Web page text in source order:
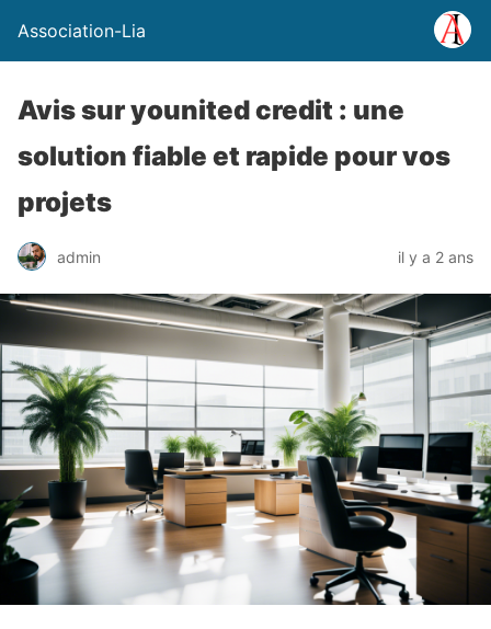
Association-Lia
Avis sur younited credit : une
solution fiable et rapide pour vos
projets
admin il y a 2 ans